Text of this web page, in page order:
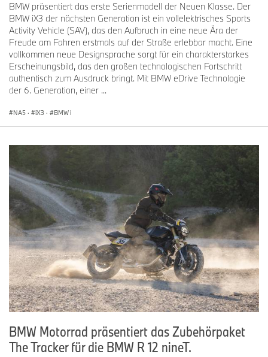
BMW präsentiert das erste Serienmodell der Neuen Klasse. Der
BMW iX3 der nächsten Generation ist ein vollelektrisches Sports
Activity Vehicle (SAV), das den Aufbruch in eine neue Ära der
Freude am Fahren erstmals auf der Straße erlebbar macht. Eine
vollkommen neue Designsprache sorgt für ein charakterstarkes
Erscheinungsbild, das den großen technologischen Fortschritt
authentisch zum Ausdruck bringt. Mit BMW eDrive Technologie
der 6. Generation, einer ...
NA5 · iX3 · BMW i
BMW Motorrad präsentiert das Zubehörpaket
The Tracker für die BMW R 12 nineT.